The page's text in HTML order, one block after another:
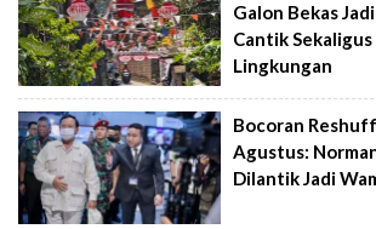
Galon Bekas
Cantik Sekaligus
Lingkungan
Bocoran
Agustus:
Dilantik Jadi